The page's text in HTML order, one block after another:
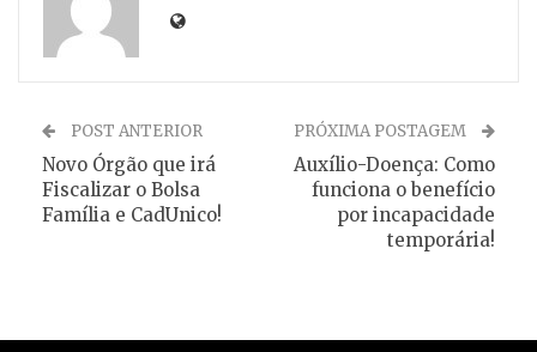
POST ANTERIOR
Novo Órgão que irá
Fiscalizar o Bolsa
Família e CadUnico!
PRÓXIMA POSTAGEM
Auxílio-Doença: Como
funciona o benefício
por incapacidade
temporária!